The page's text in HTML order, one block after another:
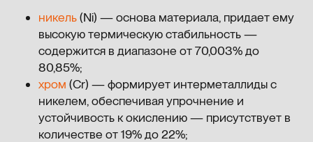
никель(Ni) — основа материала, придает ему
высокую термическую стабильность —
содержится в диапазоне от 70,003% до
80,85%;
хром (Cr) — формирует интерметаллиды с
никелем, обеспечивая упрочнение и
устойчивость к окислению — присутствует в
количестве от 19% до 22%;